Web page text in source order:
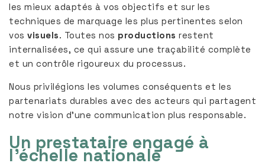
les mieux adaptés à vos objectifs et sur les
techniques de marquage les plus pertinentes selon
vos visuels. Toutes nos productions restent
internalisées, ce qui assure une traçabilité complète
et un contrôle rigoureux du processus.
Nous privilégions les volumes conséquents et les
partenariats durables avec des acteurs qui partagent
notre vision d’une communication plus responsable.
Un prestataire engagé à
l’échelle nationale